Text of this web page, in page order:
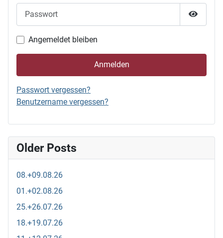
Angemeldet bleiben
Anmelden
Passwort vergessen?
Benutzername vergessen?
Older Posts
08.+09.08.26
01.+02.08.26
25.+26.07.26
18.+19.07.26